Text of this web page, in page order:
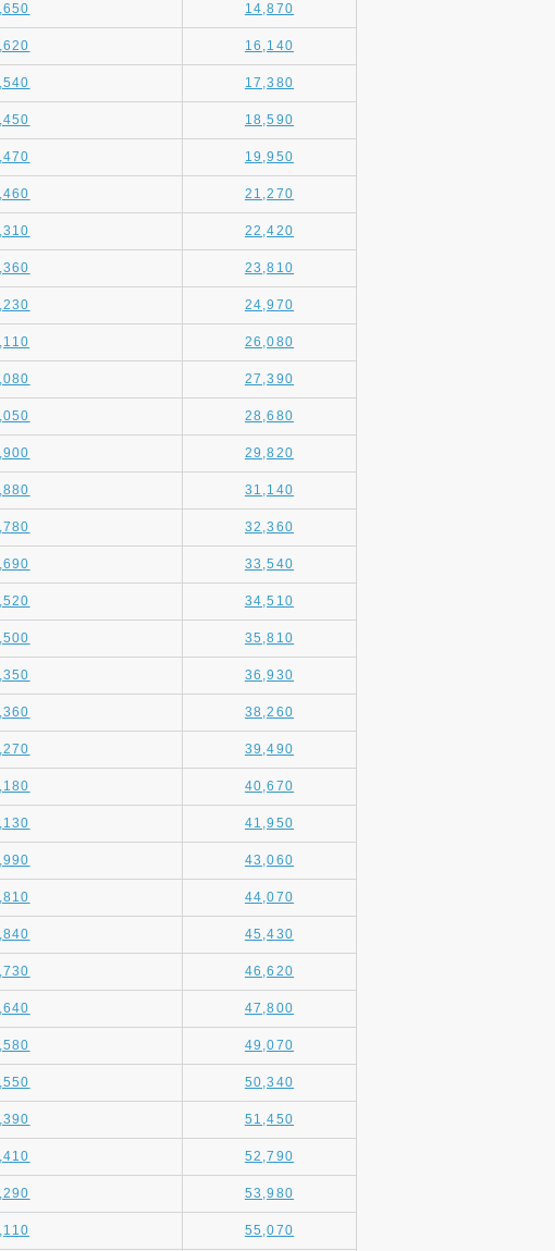
14,870
16,140
17,380
18,590
19,950
21,270
22,420
23,810
24,970
26,080
27,390
28,680
29,820
31,140
32,360
33,540
34,510
35,810
36,930
38,260
39,490
40,670
41,950
43,060
44,070
45,430
46,620
47,800
49,070
50,340
51,450
52,790
53,980
55,070